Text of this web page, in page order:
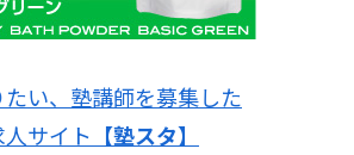
い、塾講師を募集した
サイト 【塾スタ】